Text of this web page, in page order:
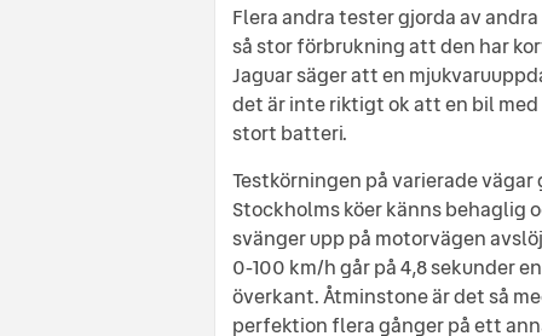
Flera andra tester gjorda av
så stor förbrukning att den har
Jaguar säger att en
det är inte riktigt ok att en bil
stort batteri.
Testkörningen på varierade
Stockholms köer känns behaglig
svänger upp på motorvägen
0-100 km/h går på 4,8 sekunder
överkant. Åtminstone är det så
perfektion flera gånger på ett